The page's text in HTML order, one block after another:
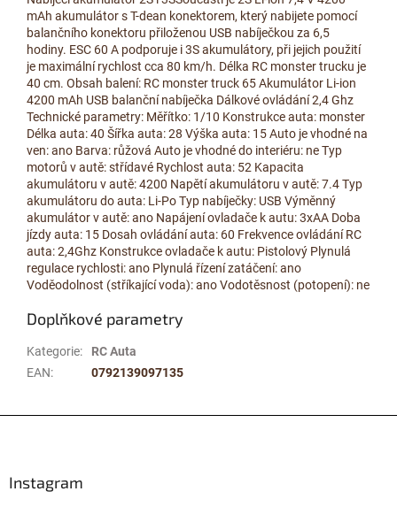
mAh akumulátor s T-dean konektorem, který nabijete pomocí
balančního konektoru přiloženou USB nabíječkou za 6,5
hodiny. ESC 60 A podporuje i 3S akumulátory, při jejich použití
je maximální rychlost cca 80 km/h. Délka RC monster trucku je
40 cm. Obsah balení: RC monster truck 65 Akumulátor Li-ion
4200 mAh USB balanční nabíječka Dálkové ovládání 2,4 Ghz
Technické parametry: Měřítko: 1/10 Konstrukce auta: monster
Délka auta: 40 Šířka auta: 28 Výška auta: 15 Auto je vhodné na
ven: ano Barva: růžová Auto je vhodné do interiéru: ne Typ
motorů v autě: střídavé Rychlost auta: 52 Kapacita
akumulátoru v autě: 4200 Napětí akumulátoru v autě: 7.4 Typ
akumulátoru do auta: Li-Po Typ nabíječky: USB Výměnný
akumulátor v autě: ano Napájení ovladače k autu: 3xAA Doba
jízdy auta: 15 Dosah ovládání auta: 60 Frekvence ovládání RC
auta: 2,4Ghz Konstrukce ovladače k autu: Pistolový Plynulá
regulace rychlosti: ano Plynulá řízení zatáčení: ano
Voděodolnost (stříkající voda): ano Vodotěsnost (potopení): ne
Doplňkové parametry
Kategorie:
RC Auta
EAN: 0792139097135
Instagram